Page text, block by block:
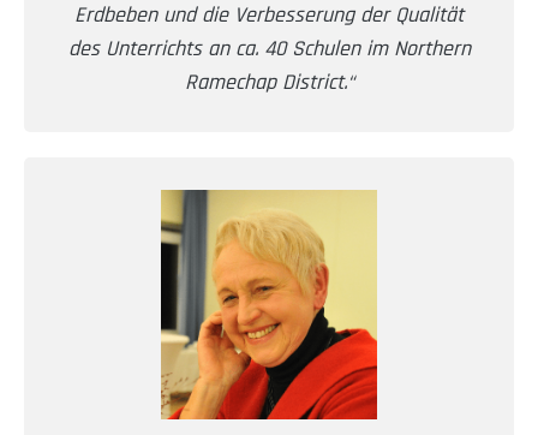
Erdbeben und die Verbesserung der Qualität
des Unterrichts an ca. 40 Schulen im Northern
Ramechap District.“